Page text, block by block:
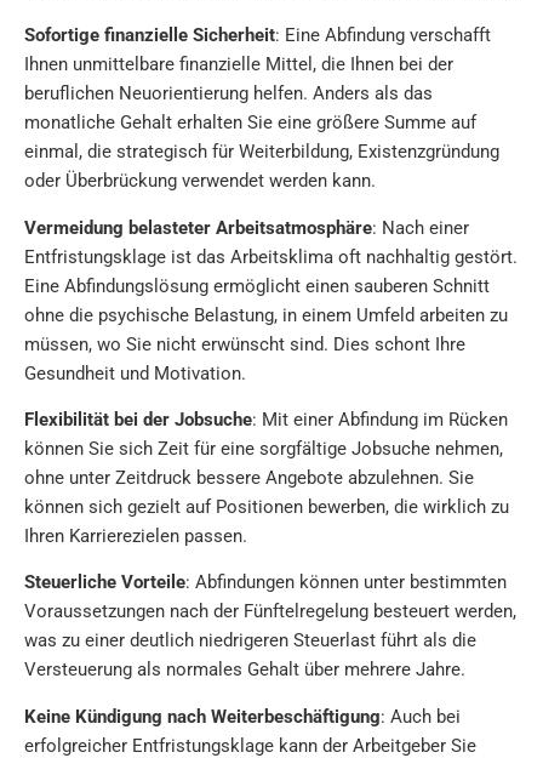
Sofortige finanzielle Sicherheit: Eine Abfindung verschafft
Ihnen unmittelbare finanzielle Mittel, die Ihnen bei der
beruflichen Neuorientierung helfen. Anders als das
monatliche Gehalt erhalten Sie eine größere Summe auf
einmal, die strategisch für Weiterbildung, Existenzgründung
oder Überbrückung verwendet werden kann.
Vermeidung belasteter Arbeitsatmosphäre: Nach einer
Entfristungsklage ist das Arbeitsklima oft nachhaltig gestört.
Eine Abfindungslösung ermöglicht einen sauberen Schnitt
ohne die psychische Belastung, in einem Umfeld arbeiten zu
müssen, wo Sie nicht erwünscht sind. Dies schont Ihre
Gesundheit und Motivation.
Flexibilität bei der Jobsuche: Mit einer Abfindung im Rücken
können Sie sich Zeit für eine sorgfältige Jobsuche nehmen,
ohne unter Zeitdruck bessere Angebote abzulehnen. Sie
können sich gezielt auf Positionen bewerben, die wirklich zu
Ihren Karrierezielen passen.
Steuerliche Vorteile: Abfindungen können unter bestimmten
Voraussetzungen nach der Fünftelregelung besteuert werden,
was zu einer deutlich niedrigeren Steuerlast führt als die
Versteuerung als normales Gehalt über mehrere Jahre.
Keine Kündigung nach Weiterbeschäftigung: Auch bei
erfolgreicher Entfristungsklage kann der Arbeitgeber Sie